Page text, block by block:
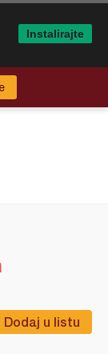
Dodaj u listu
Instalirajte